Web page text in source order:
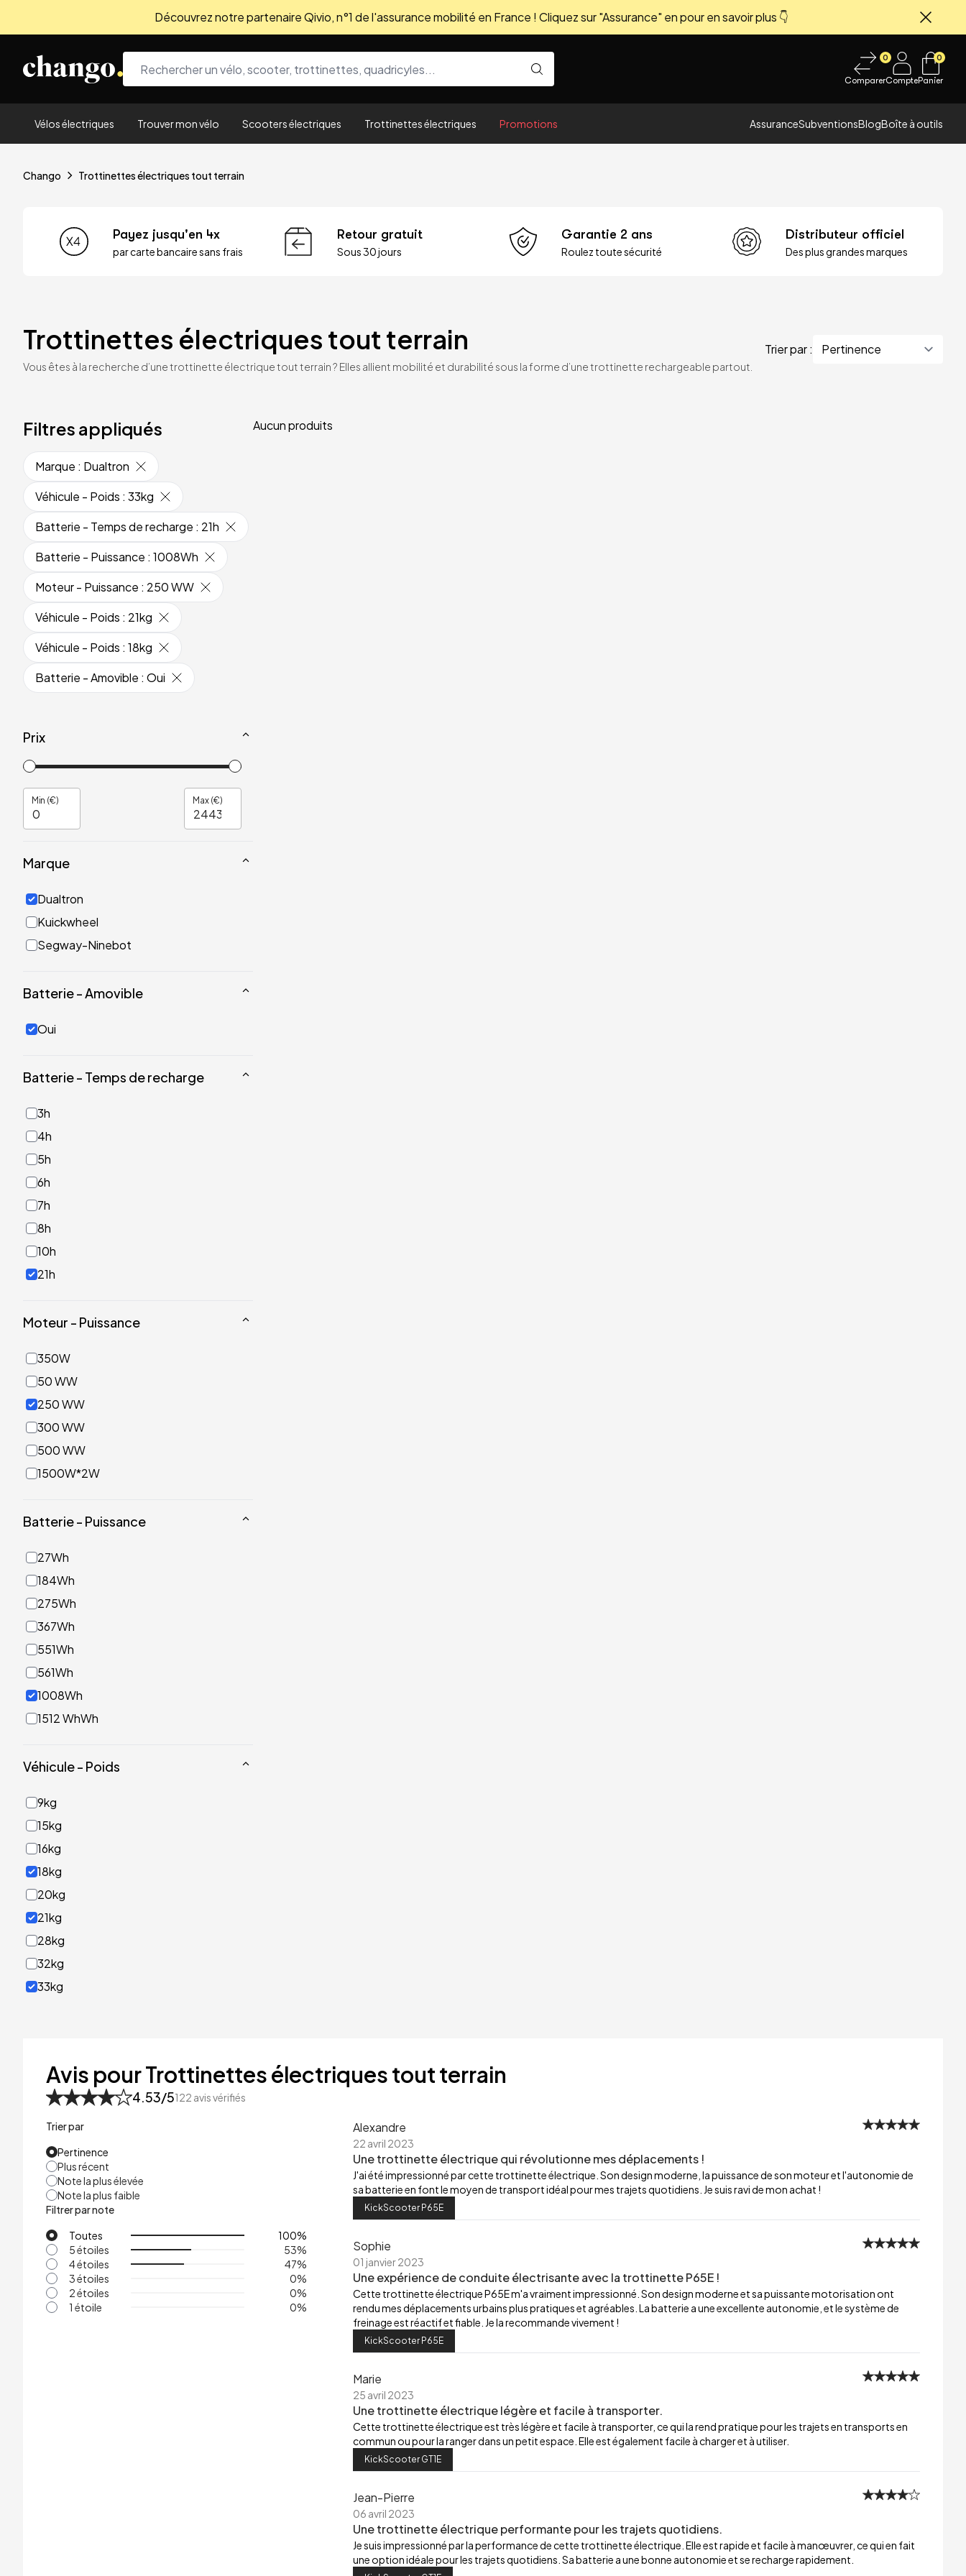
Découvrez notre partenaire Qivio, n°1 de l'assurance mobilité en France ! Cliquez sur "Assurance" en pour en savoir plus 👇
0
ComparerCompte
0
Panier
Vélos électriques Trouver mon vélo Scooters électriques Trottinettes électriques Promotions AssuranceSubventionsBlogBoîte à outils
Chango Trottinettes électriques tout terrain
Payez jusqu'en 4x
par carte bancaire sans frais
Retour gratuit
Sous 30 jours
Garantie 2 ans
Roulez toute sécurité
Distributeur officiel
Des plus grandes marques
Trottinettes électriques tout terrain
Vous êtes à la recherche d’une trottinette électrique tout terrain ? Elles allient mobilité et durabilité sous la forme d’une trottinette rechargeable partout.
Trier par :
Filtres appliqués
Marque : Dualtron
Véhicule - Poids : 33kg
Batterie - Temps de recharge : 21h
Batterie - Puissance : 1008Wh
Moteur - Puissance : 250 WW
Véhicule - Poids : 21kg
Véhicule - Poids : 18kg
Batterie - Amovible : Oui
Prix
Min (€) Max (€)
Marque
Dualtron
Kuickwheel
Segway-Ninebot
Batterie - Amovible
Oui
Batterie - Temps de recharge
3h
4h
5h
6h
7h
8h
10h
21h
Moteur - Puissance
350W
50 WW
250 WW
300 WW
500 WW
1500W*2W
Batterie - Puissance
27Wh
184Wh
275Wh
367Wh
551Wh
561Wh
1008Wh
1512 WhWh
Véhicule - Poids
9kg
15kg
16kg
18kg
20kg
21kg
28kg
32kg
33kg
53kg
Aucun produits
Avis pour Trottinettes électriques tout terrain
4.53/5122 avis vérifiés
Trier par
Pertinence
Plus récent
Note la plus élevée
Note la plus faible
Filtrer par note
Toutes
100%
5 étoiles
53%
4 étoiles
47%
3 étoiles
0%
2 étoiles
0%
1 étoile
0%
Alexandre
22 avril 2023
Une trottinette électrique qui révolutionne mes déplacements !
J'ai été impressionné par cette trottinette électrique. Son design moderne, la puissance de son moteur et l'autonomie de
sa batterie en font le moyen de transport idéal pour mes trajets quotidiens. Je suis ravi de mon achat !
KickScooter P65E
Sophie
01 janvier 2023
Une expérience de conduite électrisante avec la trottinette P65E !
Cette trottinette électrique P65E m'a vraiment impressionné. Son design moderne et sa puissante motorisation ont
rendu mes déplacements urbains plus pratiques et agréables. La batterie a une excellente autonomie, et le système de
freinage est réactif et fiable. Je la recommande vivement !
KickScooter P65E
Marie
25 avril 2023
Une trottinette électrique légère et facile à transporter.
Cette trottinette électrique est très légère et facile à transporter, ce qui la rend pratique pour les trajets en transports en
commun ou pour la ranger dans un petit espace. Elle est également facile à charger et à utiliser.
KickScooter GT1E
Jean-Pierre
06 avril 2023
Une trottinette électrique performante pour les trajets quotidiens.
Je suis impressionné par la performance de cette trottinette électrique. Elle est rapide et facile à manœuvrer, ce qui en fait
une option idéale pour les trajets quotidiens. Sa batterie a une bonne autonomie et se recharge rapidement.